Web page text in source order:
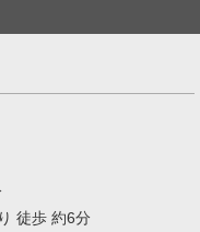
徒歩 約6分